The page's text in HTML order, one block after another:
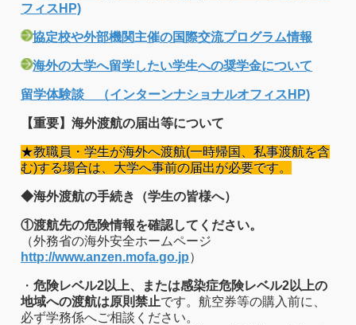
フィスHP)
協定校や外部機関主催の国際交流プログラム情報
海外の大学へ留学したい学生への奨学金について
留学体験談 （インターンナショナルオフィスHP)
【重要】海外渡航の届出等について
★教職員・学生が海外へ渡航(一時帰国、私事渡航を含
む)する場合は、大学へ事前の届出が必要です。
◆海外渡航の手続き（学生の皆様へ）
①渡航先の危険情報を確認してください。
（外務省の海外安全ホームページ
http://www.anzen.mofa.go.jp）
・ 危険レベル2以上、または感染症危険レベル2以上の
地域への渡航は原則禁止です。航空券等の購入前に、
必ず学務係へご相談ください。